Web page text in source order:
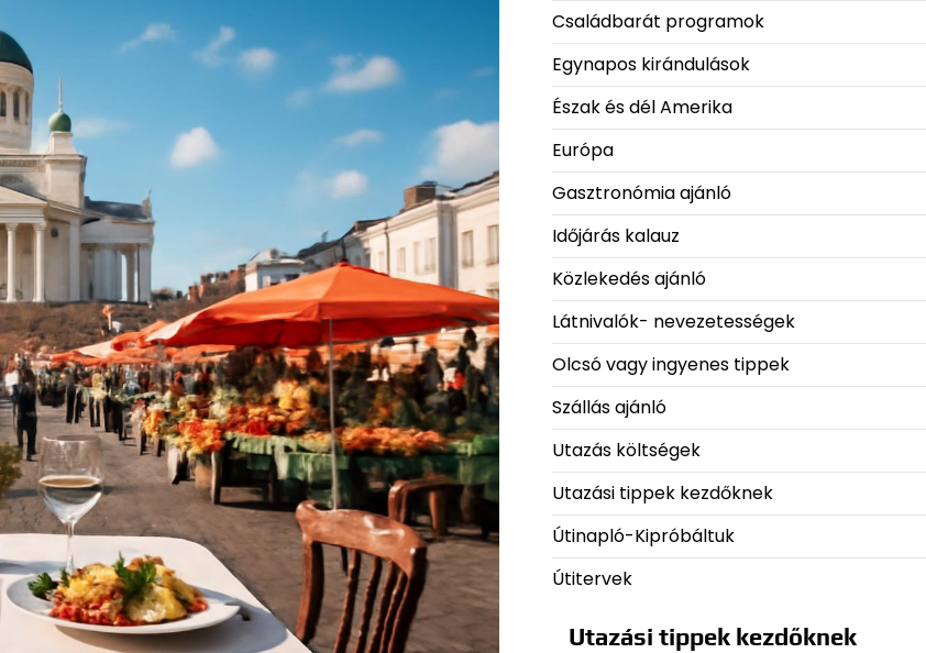
Családbarát programok
Egynapos kirándulások
Észak és dél Amerika
Európa
Gasztronómia ajánló
Időjárás kalauz
Közlekedés ajánló
Látnivalók- nevezetességek
Olcsó vagy ingyenes tippek
Szállás ajánló
Utazás költségek
Utazási tippek kezdőknek
Útinapló-Kipróbáltuk
Útitervek
Utazási tippek kezdőknek